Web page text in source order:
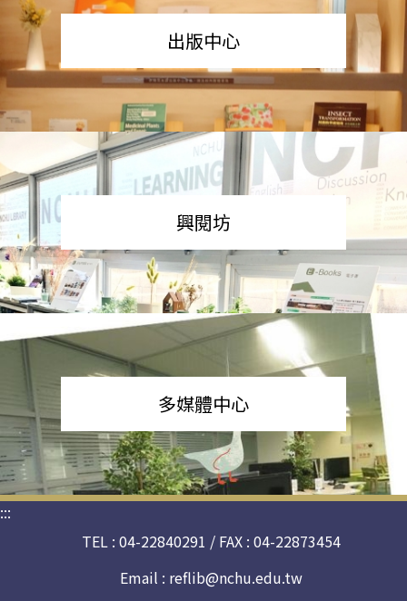
出版中心
興閱坊
多媒體中心
:::
TEL : 04-22840291 / FAX : 04-22873454
Email : reflib@nchu.edu.tw